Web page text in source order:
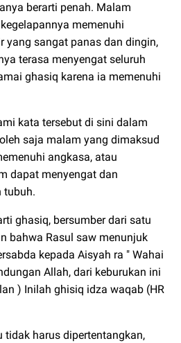
berarti penah. Malam
memenuhi
yang sangat panas dan dingin,
terasa menyengat seluruh
ghasiq karena ia memenuhi
kata tersebut di sini dalam
saja malam yang dimaksud
angkasa, atau
dapat menyengat dan
tubuh.
ghasiq, bersumber dari satu
bahwa Rasul saw menunjuk
kepada Aisyah ra " Wahai
Allah, dari keburukan ini
) Inilah ghisiq idza waqab (HR
tidak harus dipertentangkan,